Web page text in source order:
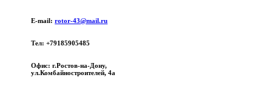
E-mail:rotor-43@mail.ru
Тел: +79185905485
Офис: г.Ростов-на-Дону,
ул.Комбайностроителей, 4а